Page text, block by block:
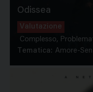
Odissea
Valutazione
Complesso,
Tematica: Amore-